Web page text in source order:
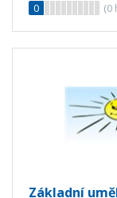
0
(0
Základní